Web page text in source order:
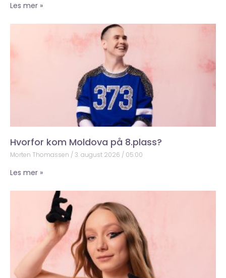
Les mer »
Hvorfor kom Moldova på 8.plass?
Morten Thomassen 3. august 2026 05:00
Les mer »